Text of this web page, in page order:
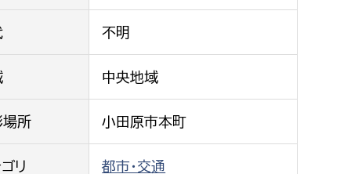
まちづくりに関わりたい
都市部
都市計画課
地域交通課
不明
中央地域
場所 小田原市本町
リ
都市・交通